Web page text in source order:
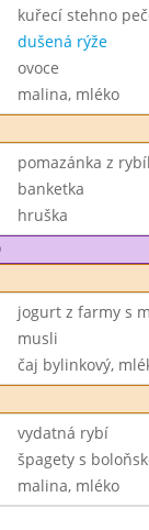
kuřecí stehno
dušená rýže
ovoce
malina, mléko
pomazánka z
banketka
hruška
jogurt z farmy s
musli
čaj bylinkový,
vydatná rybí
špagety s
malina, mléko